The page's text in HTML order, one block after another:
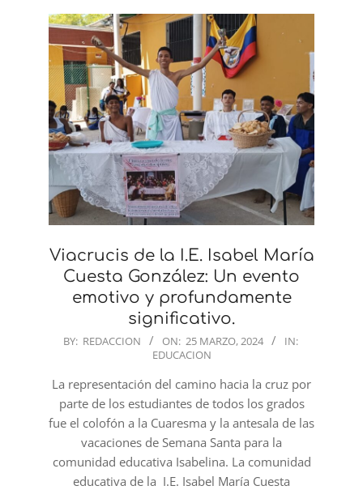
Viacrucis de la I.E. Isabel María
Cuesta González: Un evento
emotivo y profundamente
significativo.
2024-
25
BY: REDACCION ON: 25 MARZO, 2024
IN:
EDUCACION
La representación del camino hacia la cruz por
parte de los estudiantes de todos los grados
fue el colofón a la Cuaresma y la antesala de las
vacaciones de Semana Santa para la
comunidad educativa Isabelina. La comunidad
educativa de la I.E. Isabel María Cuesta